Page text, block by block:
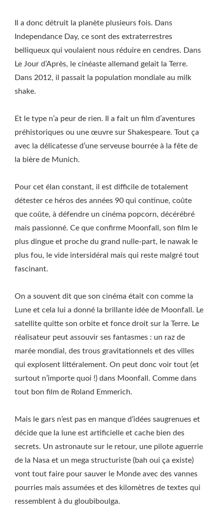
Il a donc détruit la planète plusieurs fois. Dans
Independance Day, ce sont des extraterrestres
belliqueux qui voulaient nous réduire en cendres. Dans
Le Jour d’Après, le cinéaste allemand gelait la Terre.
Dans 2012, il passait la population mondiale au milk
shake.
Et le type n’a peur de rien. Il a fait un film d’aventures
préhistoriques ou une œuvre sur Shakespeare. Tout ça
avec la délicatesse d’une serveuse bourrée à la fête de
la bière de Munich.
Pour cet élan constant, il est difficile de totalement
détester ce héros des années 90 qui continue, coûte
que coûte, à défendre un cinéma popcorn, décérébré
mais passionné. Ce que confirme Moonfall, son film le
plus dingue et proche du grand nulle-part, le nawak le
plus fou, le vide intersidéral mais qui reste malgré tout
fascinant.
On a souvent dit que son cinéma était con comme la
Lune et cela lui a donné la brillante idée de Moonfall. Le
satellite quitte son orbite et fonce droit sur la Terre. Le
réalisateur peut assouvir ses fantasmes : un raz de
marée mondial, des trous gravitationnels et des villes
qui explosent littéralement. On peut donc voir tout (et
surtout n’importe quoi !) dans Moonfall. Comme dans
tout bon film de Roland Emmerich.
Mais le gars n’est pas en manque d’idées saugrenues et
décide que la lune est artificielle et cache bien des
secrets. Un astronaute sur le retour, une pilote aguerrie
de la Nasa et un mega structuriste (bah oui ça existe)
vont tout faire pour sauver le Monde avec des vannes
pourries mais assumées et des kilomètres de textes qui
ressemblent à du gloubiboulga.